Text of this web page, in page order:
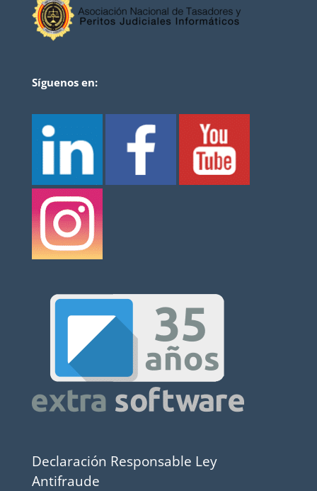
Síguenos en:
Declaración Responsable Ley
Antifraude